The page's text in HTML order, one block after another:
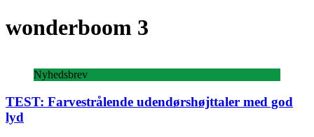
wonderboom 3
Nyhedsbrev
TEST: Farvestrålende udendørshøjttaler med god
lyd